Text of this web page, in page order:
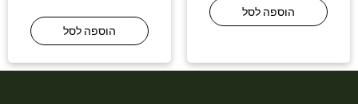
הוספה לסל
הוספה לסל